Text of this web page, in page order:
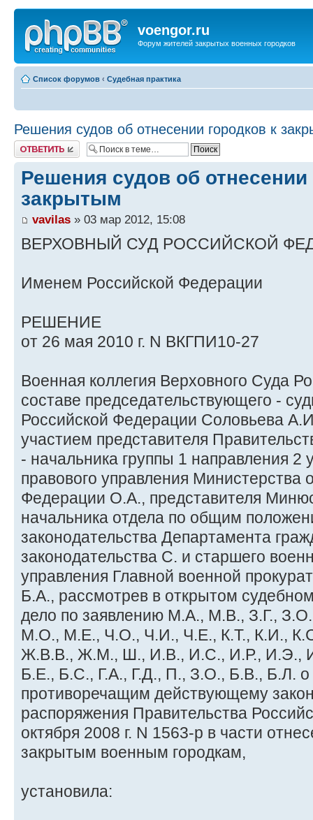
voengor.ru
Форум жителей закрытых военных городков
Список форумов ‹ Судебная практика
Решения судов об отнесении городков к
Ответить
Решения судов об отнесении
закрытым
vavilas » 03 мар 2012, 15:08
ВЕРХОВНЫЙ СУД РОССИЙСКОЙ
Именем Российской Федерации
РЕШЕНИЕ
от 26 мая 2010 г. N ВКГПИ10-27
Военная коллегия Верховного Суда
составе председательствующего -
Российской Федерации Соловьева
участием представителя
- начальника группы 1 направления 2
правового управления Министерства
Федерации О.А., представителя
начальника отдела по общим
законодательства Департамента
законодательства С. и старшего
управления Главной военной
Б.А., рассмотрев в открытом
дело по заявлению М.А., М.В., З.Г.,
М.О., М.Е., Ч.О., Ч.И., Ч.Е., К.Т., К.И.,
Ж.В.В., Ж.М., Ш., И.В., И.С., И.Р., И.Э.,
Б.Е., Б.С., Г.А., Г.Д., П., З.О., Б.В., Б.Л. о
противоречащим действующему
распоряжения Правительства
октября 2008 г. N 1563-р в части
закрытым военным городкам,
установила: